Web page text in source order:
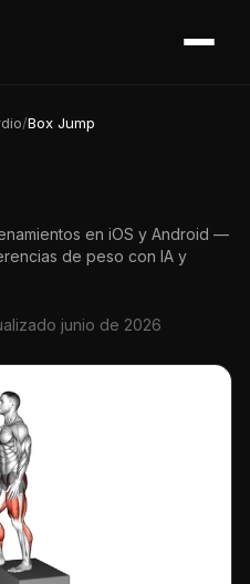
/Box Jump
en iOS y Android —
de peso con IA y
junio de 2026